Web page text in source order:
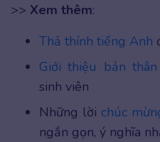
>> Xem thêm:
Thả thính tiếng Anh
Giới thiệu bản
sinh viên
Những lời chúc
ngắn gọn, ý nghĩa